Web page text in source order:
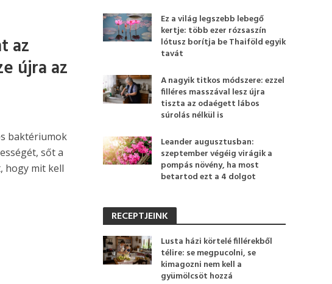
az
újra az
baktériumok
sőt a
hogy mit kell
Ez a világ legszebb lebegő
kertje: több ezer rózsaszín
lótusz borítja be Thaiföld egyik
tavát
A nagyik titkos módszere: ezzel
filléres masszával lesz újra
tiszta az odaégett lábos
súrolás nélkül is
Leander augusztusban:
szeptember végéig virágik a
pompás növény, ha most
betartod ezt a 4 dolgot
RECEPTJEINK
Lusta házi körtelé fillérekből
télire: se megpucolni, se
kimagozni nem kell a
gyümölcsöt hozzá